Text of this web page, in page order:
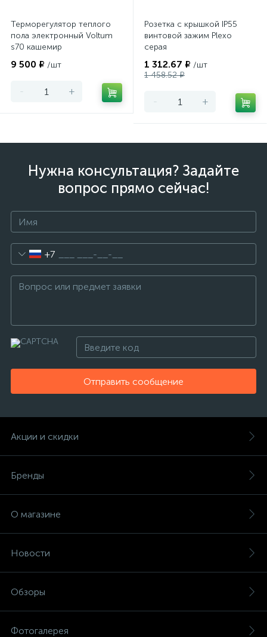
Терморегулятор теплого
пола электронный Voltum
s70 кашемир
9 500 ₽ /шт
- +
Розетка с крышкой IP55
винтовой зажим Plexo
серая
1 312.67 ₽ /шт
1 458.52 ₽
- +
Нужна консультация? Задайте
вопрос прямо сейчас!
+7
Отправить сообщение
Акции и скидки
Бренды
О магазине
Новости
Обзоры
Фотогалерея